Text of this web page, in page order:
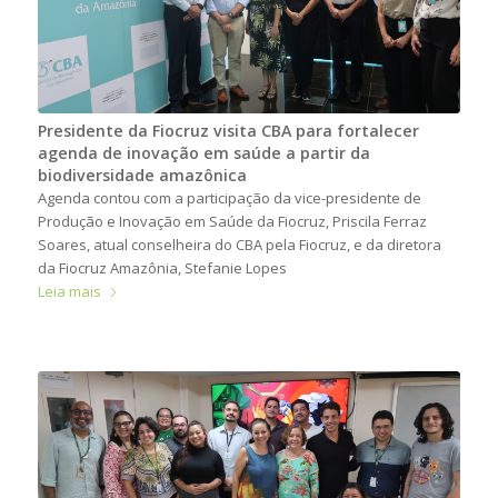
Presidente da Fiocruz visita CBA para fortalecer
agenda de inovação em saúde a partir da
biodiversidade amazônica
Agenda contou com a participação da vice-presidente de
Produção e Inovação em Saúde da Fiocruz, Priscila Ferraz
Soares, atual conselheira do CBA pela Fiocruz, e da diretora
da Fiocruz Amazônia, Stefanie Lopes
Leia mais